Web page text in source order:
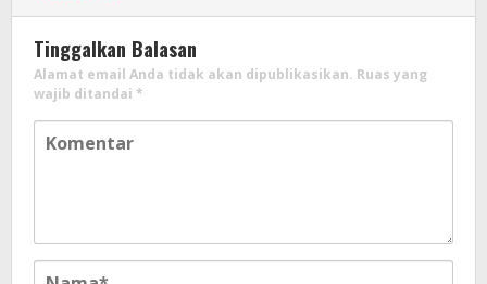
Tinggalkan Balasan
Alamat email Anda tidak akan dipublikasikan. Ruas yang
wajib ditandai *